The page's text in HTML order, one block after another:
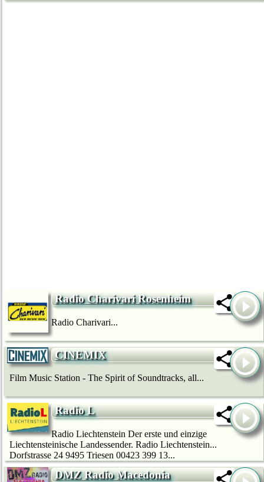
Radio Charivari Rosenheim
Radio Charivari...
CINEMIX
Film Music Station - The Spirit of Soundtracks, all...
Radio L
Radio Liechtenstein Der erste und einzige
Liechtensteinische Landessender. Radio Liechtenstein...
Dorfstrasse 24 9495 Triesen 00423 399 13...
DMZ Radio Macedonia